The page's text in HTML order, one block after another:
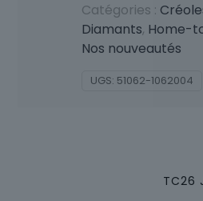
Catégories :
Diamants, Home-
Nos nouveautés
UGS: 51062-1062004
TC26